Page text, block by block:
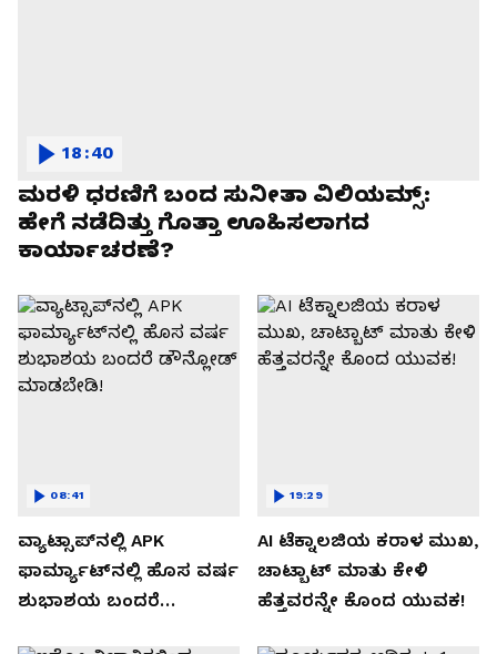
ಮರಳಿ ಧರಣಿಗೆ ಬಂದ ಸುನೀತಾ ವಿಲಿಯಮ್ಸ್:
ಹೇಗೆ ನಡೆದಿತ್ತು ಗೊತ್ತಾ ಊಹಿಸಲಾಗದ
ಕಾರ್ಯಾಚರಣೆ?
18:40
ವ್ಯಾಟ್ಸಾಪ್‌ನಲ್ಲಿ APK
ಫಾರ್ಮ್ಯಾಟ್‌ನಲ್ಲಿ ಹೊಸ ವರ್ಷ
ಶುಭಾಶಯ ಬಂದರೆ
08:41
AI ಟೆಕ್ನಾಲಜಿಯ ಕರಾಳ ಮುಖ,
ಚಾಟ್ಬಾಟ್ ಮಾತು ಕೇಳಿ
ಹೆತ್ತವರನ್ನೇ ಕೊಂದ ಯುವಕ!
19:29